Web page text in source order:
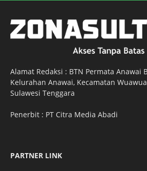
Alamat Redaksi : BTN Permata Anawai
Kelurahan Anawai, Kecamatan
Sulawesi Tenggara
Penerbit : PT Citra Media Abadi
PARTNER LINK